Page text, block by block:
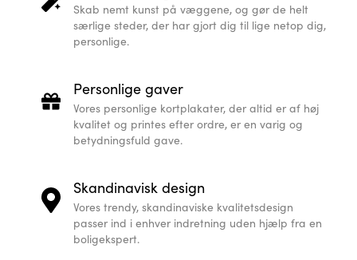
Skab nemt kunst på væggene, og gør de helt
særlige steder, der har gjort dig til lige netop dig,
personlige.
Personlige gaver
Vores personlige kortplakater, der altid er af høj
kvalitet og printes efter ordre, er en varig og
betydningsfuld gave.
Skandinavisk design
Vores trendy, skandinaviske kvalitetsdesign
passer ind i enhver indretning uden hjælp fra en
boligekspert.